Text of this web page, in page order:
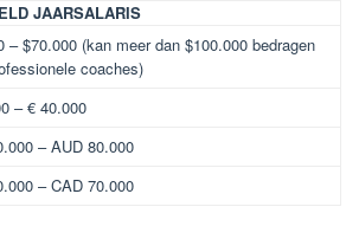
JAARSALARIS
– $70.000 (kan meer dan $100.000 bedragen
coaches)
– € 40.000
– AUD 80.000
– CAD 70.000